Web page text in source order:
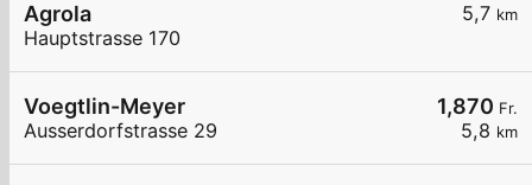
5,7 km
Agrola
Hauptstrasse 170
1,870 Fr.
5,8 km
Voegtlin-Meyer
Ausserdorfstrasse 29